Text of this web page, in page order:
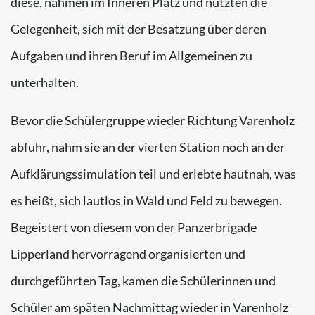
Gelegenheit, sich mit der Besatzung über deren
Aufgaben und ihren Beruf im Allgemeinen zu
unterhalten.
Bevor die Schülergruppe wieder Richtung Varenholz
abfuhr, nahm sie an der vierten Station noch an der
Aufklärungssimulation teil und erlebte hautnah, was
es heißt, sich lautlos in Wald und Feld zu bewegen.
Begeistert von diesem von der Panzerbrigade
Lipperland hervorragend organisierten und
durchgeführten Tag, kamen die Schülerinnen und
Schüler am späten Nachmittag wieder in Varenholz